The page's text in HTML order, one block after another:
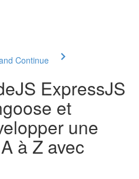
Continue
ExpressJS
et
une
à Z avec